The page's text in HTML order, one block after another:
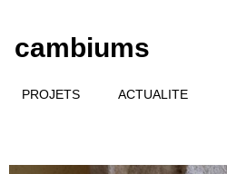
cambiums
PROJETS ACTUALITE